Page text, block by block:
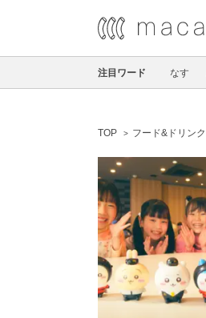
注目ワード なす
TOP フード&ドリンク